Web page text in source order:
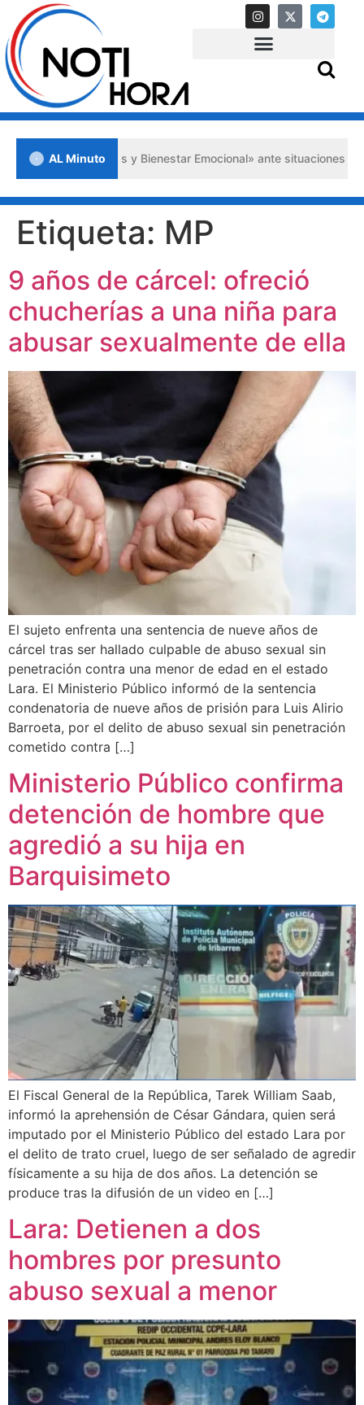
AL Minutoy Bienestar Emocional» ante situaciones de crisis
Etiqueta: MP
9 años de cárcel: ofreció
chucherías a una niña para
abusar sexualmente de ella
El sujeto enfrenta una sentencia de nueve años de
cárcel tras ser hallado culpable de abuso sexual sin
penetración contra una menor de edad en el estado
Lara. El Ministerio Público informó de la sentencia
condenatoria de nueve años de prisión para Luis Alirio
Barroeta, por el delito de abuso sexual sin penetración
cometido contra […]
Ministerio Público confirma
detención de hombre que
agredió a su hija en
Barquisimeto
El Fiscal General de la República, Tarek William Saab,
informó la aprehensión de César Gándara, quien será
imputado por el Ministerio Público del estado Lara por
el delito de trato cruel, luego de ser señalado de agredir
físicamente a su hija de dos años. La detención se
produce tras la difusión de un video en […]
Lara: Detienen a dos
hombres por presunto
abuso sexual a menor